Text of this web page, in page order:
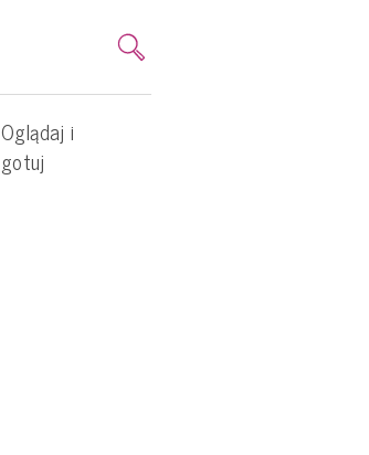
Oglądaj i
gotuj